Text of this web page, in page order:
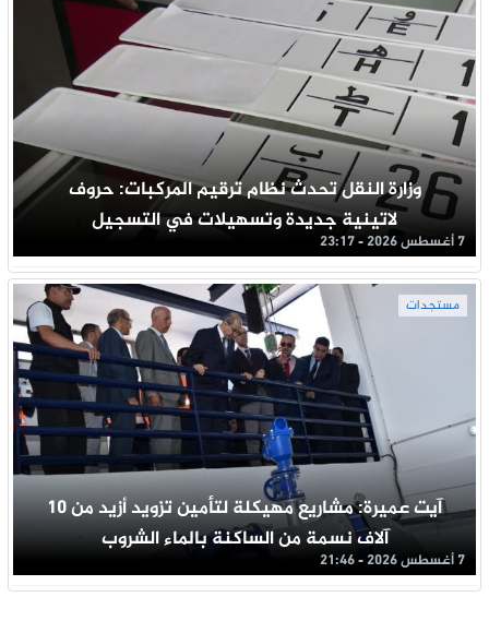
وزارة النقل تحدث نظام ترقيم المركبات: حروف
لاتينية جديدة وتسهيلات في التسجيل
7 أغسطس 2026 - 23:17
مستجدات
آيت عميرة: مشاريع مهيكلة لتأمين تزويد أزيد من 10
آلاف نسمة من الساكنة بالماء الشروب
7 أغسطس 2026 - 21:46